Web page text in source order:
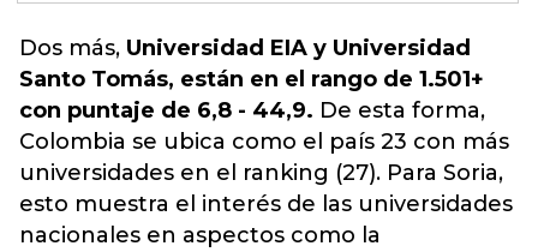
Dos más, Universidad EIA y Universidad
Santo Tomás, están en el rango de 1.501+
con puntaje de 6,8 - 44,9. De esta forma,
Colombia se ubica como el país 23 con más
universidades en el ranking (27). Para Soria,
esto muestra el interés de las universidades
nacionales en aspectos como la